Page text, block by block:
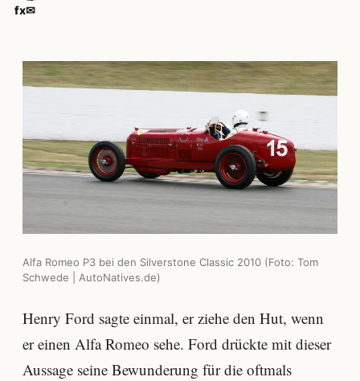
fx✉
Alfa Romeo P3 bei den Silverstone Classic 2010 (Foto: Tom
Schwede | AutoNatives.de)
Henry Ford sagte einmal, er ziehe den Hut, wenn
er einen Alfa Romeo sehe. Ford drückte mit dieser
Aussage seine Bewunderung für die oftmals